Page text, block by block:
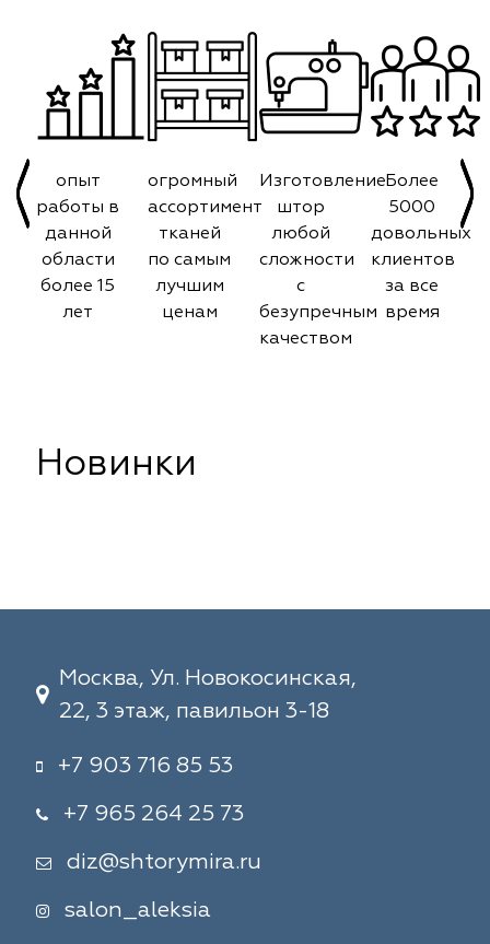
опыт
работы в
данной
области
более 15
лет
огромный
ассортимент
тканей
по самым
лучшим
ценам
Изготовление
штор
любой
сложности
с
безупречным
качеством
Более
5000
довольных
клиентов
за все
время
Новинки
Москва, Ул. Новокосинская,
22, 3 этаж, павильон 3-18
+7 903 716 85 53
+7 965 264 25 73
diz@shtorymira.ru
salon_aleksia